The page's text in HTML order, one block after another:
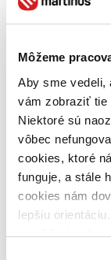
Môžeme
Aby sme vedeli,
vám zobraziť tie
Niektoré sú
vôbec
cookies, ktoré
funguje, a stále
cookies nám
lepšiu
umožňujú
Bestsellery
Novinky
Najlacnejšie
Najvyššia
Použité filtre
Zrušiť filtre
Autor Paul